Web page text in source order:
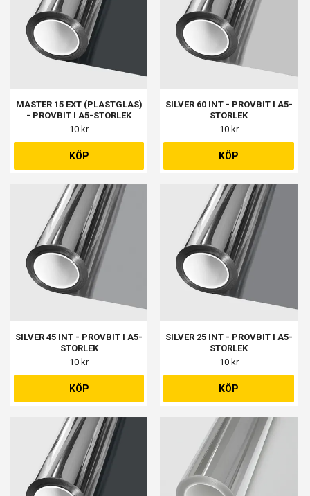
MASTER 15 EXT (PLASTGLAS)
- PROVBIT I A5-STORLEK
10 kr
KÖP
SILVER 60 INT - PROVBIT I A5-
STORLEK
10 kr
KÖP
SILVER 45 INT - PROVBIT I A5-
STORLEK
10 kr
KÖP
SILVER 25 INT - PROVBIT I A5-
STORLEK
10 kr
KÖP